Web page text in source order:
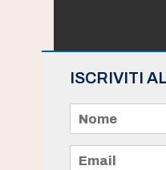
ISCRIVITI
m
e